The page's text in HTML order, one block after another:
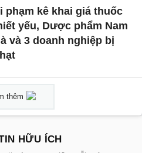
phạm kê khai giá thuốc
yếu, Dược phẩm Nam
và 3 doanh nghiệp bị
thêm
HỮU ÍCH